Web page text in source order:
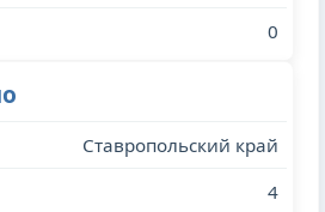
0
Ставропольский край
4